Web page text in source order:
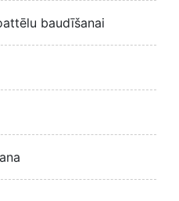
baudīšanai